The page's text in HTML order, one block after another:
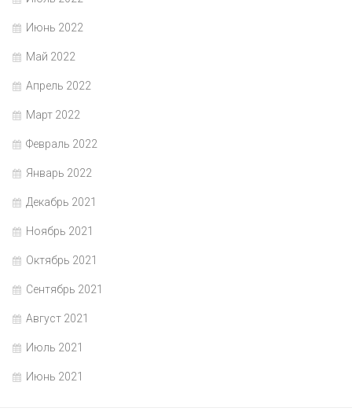
Июнь 2022
Май 2022
Апрель 2022
Март 2022
Февраль 2022
Январь 2022
Декабрь 2021
Ноябрь 2021
Октябрь 2021
Сентябрь 2021
Август 2021
Июль 2021
Июнь 2021